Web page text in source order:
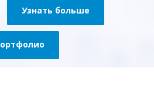
Узнать больше